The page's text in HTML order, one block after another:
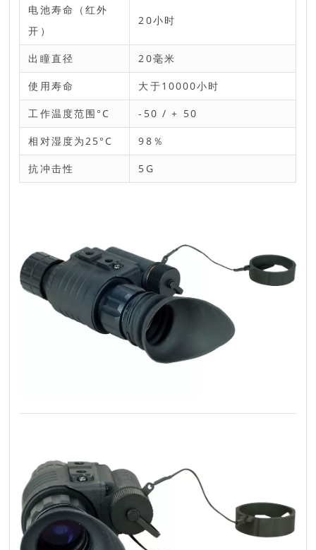
电池寿命（红外
开）
20小时
出瞳直径 20毫米
使用寿命 大于10000小时
工作温度范围°С -50 / + 50
相对湿度为25°С 98％
抗冲击性 5G